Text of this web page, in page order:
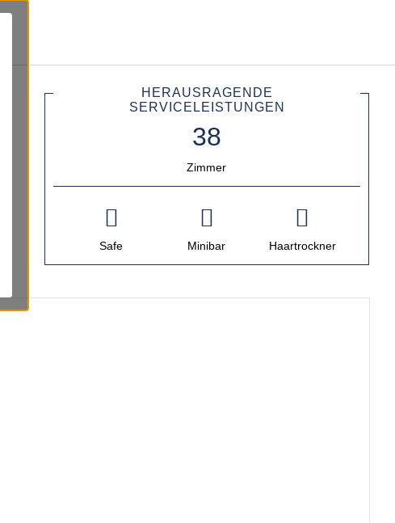
HERAUSRAGENDE
SERVICELEISTUNGEN
Zimmer
Safe Minibar Haartrockner